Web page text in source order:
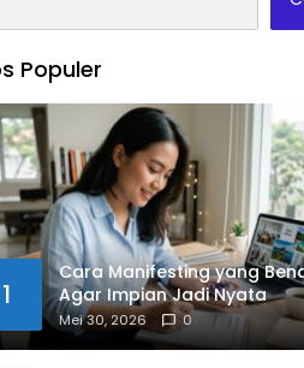
Populer
1
Cara Manifesting yang
Agar Impian Jadi Nyata
Mei 30, 2026 0